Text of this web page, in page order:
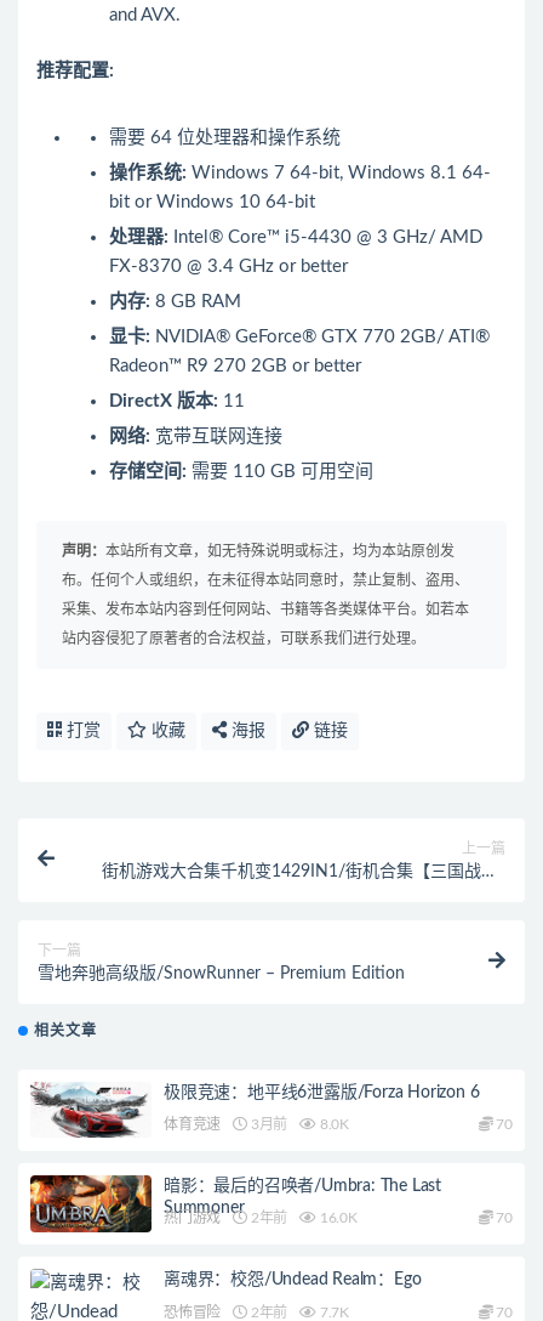
and AVX.
推荐配置:
需要 64 位处理器和操作系统
操作系统: Windows 7 64-bit, Windows 8.1 64-
bit or Windows 10 64-bit
处理器: Intel® Core™ i5-4430 @ 3 GHz/ AMD
FX-8370 @ 3.4 GHz or better
内存: 8 GB RAM
显卡: NVIDIA® GeForce® GTX 770 2GB/ ATI®
Radeon™ R9 270 2GB or better
DirectX 版本: 11
网络: 宽带互联网连接
存储空间: 需要 110 GB 可用空间
声明： 本站所有文章，如无特殊说明或标注，均为本站原创发
布。任何个人或组织，在未征得本站同意时，禁止复制、盗用、
采集、发布本站内容到任何网站、书籍等各类媒体平台。如若本
站内容侵犯了原著者的合法权益，可联系我们进行处理。
打赏 收藏 海报 链接
上一篇
街机游戏大合集千机变1429IN1/街机合集【三国战纪/
下一篇
雪地奔驰高级版/SnowRunner – Premium Edition
相关文章
极限竞速：地平线6泄露版/Forza Horizon 6
体育竞速 3月前 8.0K 70
暗影：最后的召唤者/Umbra: The Last
Summoner
热门游戏 2年前 16.0K 70
离魂界：校怨/Undead Realm：Ego
恐怖冒险 2年前 7.7K 70